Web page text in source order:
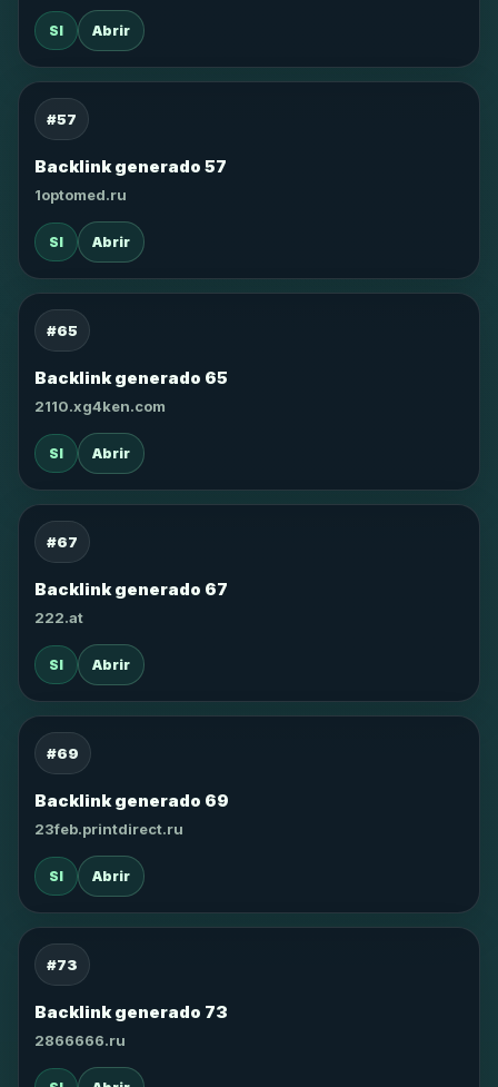
SI Abrir
#57
Backlink generado 57
1optomed.ru
SI Abrir
#65
Backlink generado 65
2110.xg4ken.com
SI Abrir
#67
Backlink generado 67
222.at
SI Abrir
#69
Backlink generado 69
23feb.printdirect.ru
SI Abrir
#73
Backlink generado 73
2866666.ru